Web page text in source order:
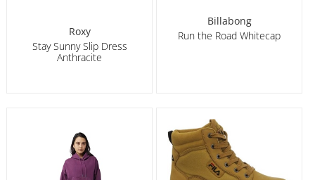
Roxy
Stay Sunny Slip Dress
Anthracite
Billabong
Run the Road Whitecap